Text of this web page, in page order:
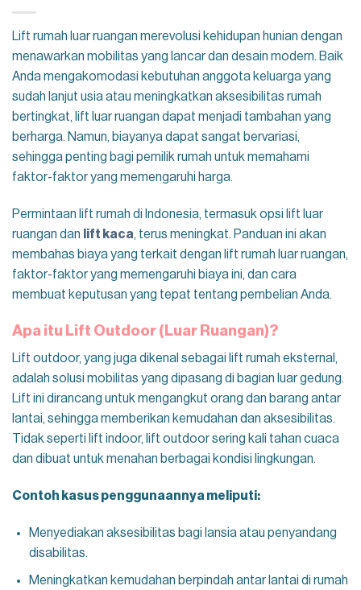
Lift rumah luar ruangan merevolusi kehidupan hunian dengan
menawarkan mobilitas yang lancar dan desain modern. Baik
Anda mengakomodasi kebutuhan anggota keluarga yang
sudah lanjut usia atau meningkatkan aksesibilitas rumah
bertingkat, lift luar ruangan dapat menjadi tambahan yang
berharga. Namun, biayanya dapat sangat bervariasi,
sehingga penting bagi pemilik rumah untuk memahami
faktor-faktor yang memengaruhi harga.
Permintaan lift rumah di Indonesia, termasuk opsi lift luar
ruangan dan lift kaca, terus meningkat. Panduan ini akan
membahas biaya yang terkait dengan lift rumah luar ruangan,
faktor-faktor yang memengaruhi biaya ini, dan cara
membuat keputusan yang tepat tentang pembelian Anda.
Apa itu Lift Outdoor (Luar Ruangan)?
Lift outdoor, yang juga dikenal sebagai lift rumah eksternal,
adalah solusi mobilitas yang dipasang di bagian luar gedung.
Lift ini dirancang untuk mengangkut orang dan barang antar
lantai, sehingga memberikan kemudahan dan aksesibilitas.
Tidak seperti lift indoor, lift outdoor sering kali tahan cuaca
dan dibuat untuk menahan berbagai kondisi lingkungan.
Contoh kasus penggunaannya meliputi:
Menyediakan aksesibilitas bagi lansia atau penyandang
disabilitas.
Meningkatkan kemudahan berpindah antar lantai di rumah